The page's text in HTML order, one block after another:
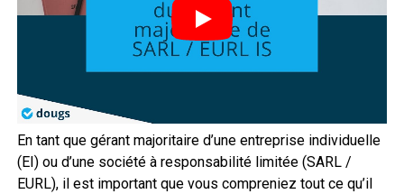
En tant que gérant majoritaire d’une entreprise individuelle
(EI) ou d’une société à responsabilité limitée (SARL /
EURL), il est important que vous compreniez tout ce qu’il